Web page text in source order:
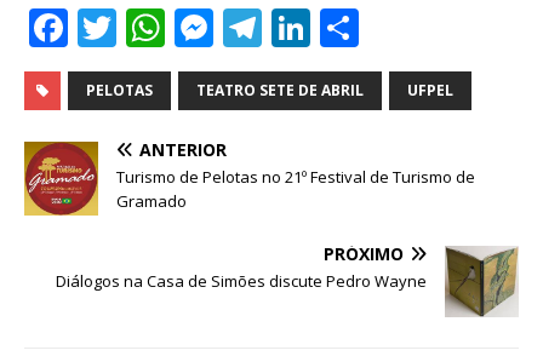
F
a
c
e
b
o
k
T
w
it
te
r
W
h
at
s
A
p
M
e
ss
e
n
r
T
el
e
ra
Li
n
k
dI
h
ar
PELOTAS TEATRO SETE DE ABRIL UFPEL
ANTERIOR
Turismo de Pelotas no 21º Festival de Turismo de
Gramado
PRÓXIMO
Diálogos na Casa de Simões discute Pedro Wayne